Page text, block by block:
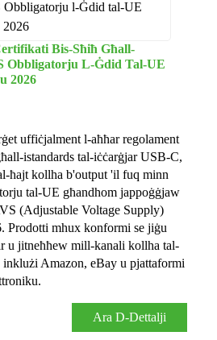
Bis-Sħiħ Għall-
Obbligatorju L-Ġdid Tal-UE
2026
uffiċjalment l-aħħar regolament
istandards tal-iċċarġjar USB-C,
ħajt kollha b'output 'il fuq minn
tal-UE għandhom jappoġġjaw
(Adjustable Voltage Supply)
Prodotti mhux konformi se jiġu
u jitneħħew mill-kanali kollha tal-
Amazon, eBay u pjattaformi
Ara D-Dettalji